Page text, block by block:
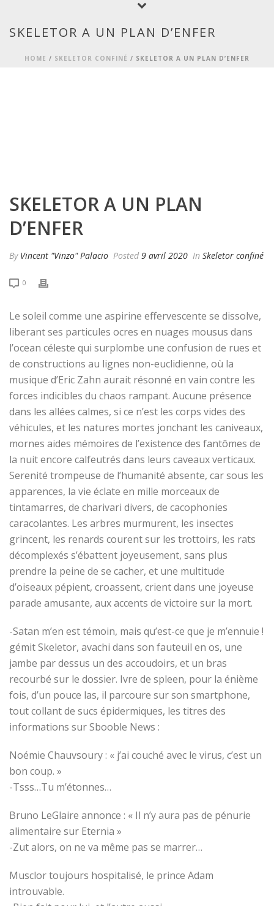
SKELETOR A UN PLAN D’ENFER
HOME / SKELETOR CONFINÉ / SKELETOR A UN PLAN D’ENFER
SKELETOR A UN PLAN
D’ENFER
By Vincent "Vinzo" Palacio Posted 9 avril 2020 In Skeletor confiné
0
Le soleil comme une aspirine effervescente se dissolve,
liberant ses particules ocres en nuages mousus dans
l’ocean céleste qui surplombe une confusion de rues et
de constructions au lignes non-euclidienne, où la
musique d’Eric Zahn aurait résonné en vain contre les
forces indicibles du chaos rampant. Aucune présence
dans les allées calmes, si ce n’est les corps vides des
véhicules, et les natures mortes jonchant les caniveaux,
mornes aides mémoires de l’existence des fantômes de
la nuit encore calfeutrés dans leurs caveaux verticaux.
Serenité trompeuse de l’humanité absente, car sous les
apparences, la vie éclate en mille morceaux de
tintamarres, de charivari divers, de cacophonies
caracolantes. Les arbres murmurent, les insectes
grincent, les renards courent sur les trottoirs, les rats
décomplexés s’ébattent joyeusement, sans plus
prendre la peine de se cacher, et une multitude
d’oiseaux pépient, croassent, crient dans une joyeuse
parade amusante, aux accents de victoire sur la mort.
-Satan m’en est témoin, mais qu’est-ce que je m’ennuie !
gémit Skeletor, avachi dans son fauteuil en os, une
jambe par dessus un des accoudoirs, et un bras
recourbé sur le dossier. Ivre de spleen, pour la énième
fois, d’un pouce las, il parcoure sur son smartphone,
tout collant de sucs épidermiques, les titres des
informations sur Sbooble News :
Noémie Chauvsoury : « j’ai couché avec le virus, c’est un
bon coup. »
-Tsss…Tu m’étonnes…
Bruno LeGlaire annonce : « Il n’y aura pas de pénurie
alimentaire sur Eternia »
-Zut alors, on ne va même pas se marrer…
Musclor toujours hospitalisé, le prince Adam
introuvable.